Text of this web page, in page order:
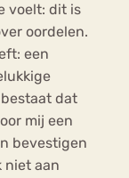
voelt: dit is
oordelen.
een
bestaat dat
mij een
bevestigen
niet aan